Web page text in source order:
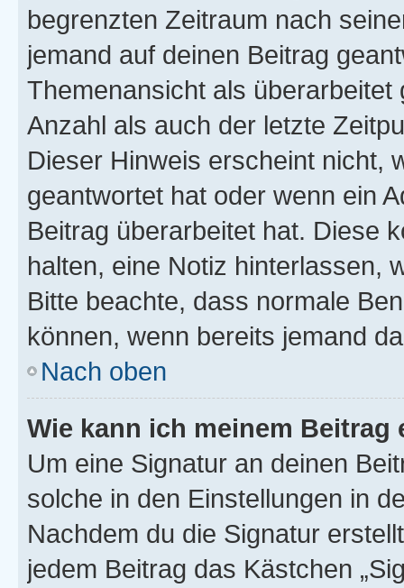
begrenzten Zeitraum nach
jemand auf deinen Beitrag
Themenansicht als
Anzahl als auch der letzte
Dieser Hinweis erscheint nicht,
geantwortet hat oder wenn ein
Beitrag überarbeitet hat. Diese
halten, eine Notiz hinterlassen,
Bitte beachte, dass normale
können, wenn bereits jemand
Nach oben
Wie kann ich meinem
Um eine Signatur an deinen
solche in den Einstellungen in
Nachdem du die Signatur
jedem Beitrag das Kästchen